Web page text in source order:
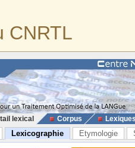
CNRTL
lexical Corpus
Lexicographie Etymologie